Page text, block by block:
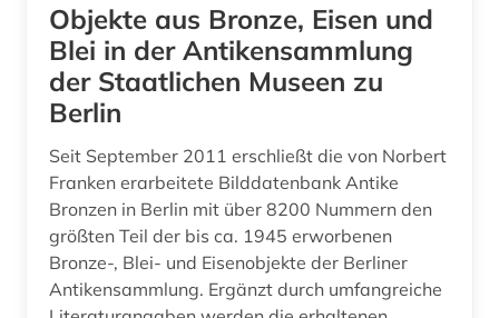
inschrift (9)
inschriften (3)
inventar (1)
irland (1)
irland / literatur / irisch (1)
Objekte aus Bronze, Eisen und
Blei in der Antikensammlung
der Staatlichen Museen zu
Berlin
Seit September 2011 erschließt die von Norbert
Franken erarbeitete Bilddatenbank Antike
Bronzen in Berlin mit über 8200 Nummern den
größten Teil der bis ca. 1945 erworbenen
Bronze-, Blei- und Eisenobjekte der Berliner
Antikensammlung. Ergänzt durch umfangreiche